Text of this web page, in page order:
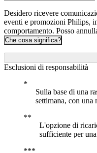
Desidero ricevere
eventi e promozioni Philips,
comportamento. Posso
Che cosa significa?
Esclusioni di responsabilità
Sulla base di una
settimana, con una
L'opzione di
sufficiente per